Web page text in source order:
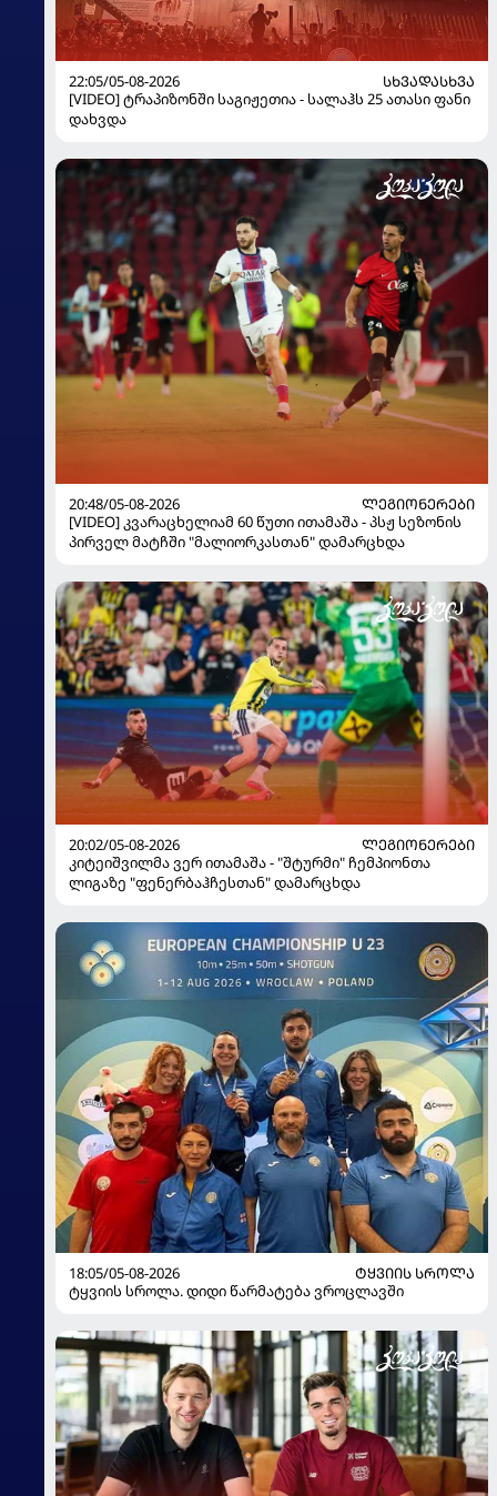
22:05/05-08-2026
ᲡᲮᲕᲐᲓᲐᲡᲮᲕᲐ
[VIDEO] ტრაპიზონში საგიჟეთია - სალაჰს 25 ათასი ფანი
დახვდა
20:48/05-08-2026
ᲚᲔᲒᲘᲝᲜᲔᲠᲔᲑᲘ
[VIDEO] კვარაცხელიამ 60 წუთი ითამაშა - პსჟ სეზონის
პირველ მატჩში "მალიორკასთან" დამარცხდა
20:02/05-08-2026
ᲚᲔᲒᲘᲝᲜᲔᲠᲔᲑᲘ
კიტეიშვილმა ვერ ითამაშა - "შტურმი" ჩემპიონთა
ლიგაზე "ფენერბაჰჩესთან" დამარცხდა
18:05/05-08-2026
ᲢᲧᲕᲘᲘᲡ ᲡᲠᲝᲚᲐ
ტყვიის სროლა. დიდი წარმატება ვროცლავში